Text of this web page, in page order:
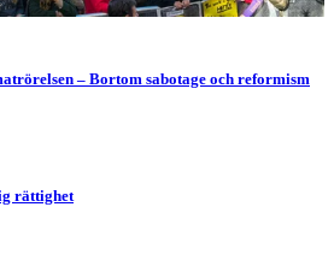
– Bortom sabotage och reformism
rättighet